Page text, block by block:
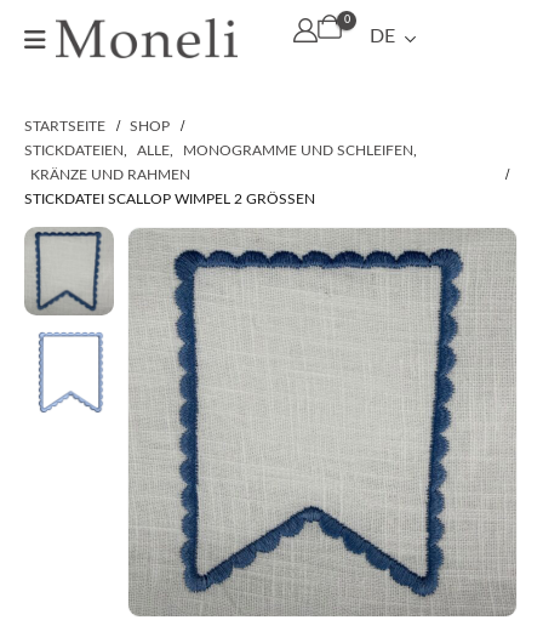
0
DE
STARTSEITE
SHOP
STICKDATEIEN
ALLE MONOGRAMME UND SCHLEIFEN
KRÄNZE UND RAHMEN
STICKDATEI SCALLOP WIMPEL 2 GRÖSSEN